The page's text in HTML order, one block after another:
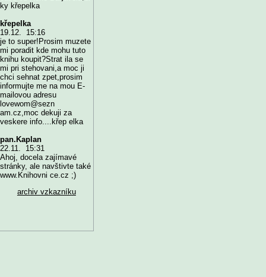
ky křepelka
křepelka
19.12. 15:16
je to super!Prosim muzete
mi poradit kde mohu tuto
knihu koupit?Strat ila se
mi pri stehovani,a moc ji
chci sehnat zpet,prosim
informujte me na mou E-
mailovou adresu
lovewom@sezn
am.cz,moc dekuji za
veskere info....křep elka
pan.Kaplan
22.11. 15:31
Ahoj, docela zajímavé
stránky, ale navštivte také
www.Knihovni ce.cz ;)
archiv vzkazníku